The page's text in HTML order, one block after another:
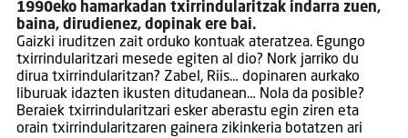
1990eko hamarkadan txirrindularitzak indarra zuen,
baina, dirudienez, dopinak ere bai.
Gaizki iruditzen zait orduko kontuak ateratzea. Egungo
txirrindularitzari mesede egiten al dio? Nork jarriko du
dirua txirrindularitzan? Zabel, Riis… dopinaren aurkako
liburuak idazten ikusten ditudanean… Nola da posible?
Beraiek txirrindularitzari esker aberastu egin ziren eta
orain txirrindularitzaren gainera zikinkeria botatzen ari